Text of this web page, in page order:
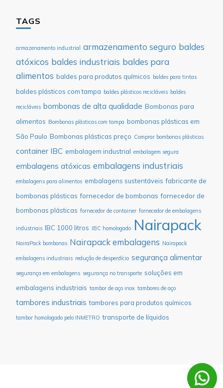
TAGS
armazenamento industrial armazenamento seguro baldes
atóxicos baldes industriais baldes para
alimentos baldes para produtos químicos baldes para tintas
baldes plásticos com tampa baldes plásticos recicláveis baldes
recicláveis bombonas de alta qualidade Bombonas para
alimentos Bombonas plásticas com tampa bombonas plásticas em
São Paulo Bombonas plásticas preço Comprar bombonas plásticas
container IBC embalagem industrial embalagem segura
embalagens atóxicas embalagens industriais
embalagens para alimentos embalagens sustentáveis fabricante de
bombonas plásticas fornecedor de bombonas fornecedor de
bombonas plásticas fornecedor de container fornecedor de embalagens
industriais IBC 1000 litros IBC homologado Nairapack
NairaPack bombonas Nairapack embalagens Nairapack
embalagens industriais redução de desperdício segurança alimentar
segurança em embalagens segurança no transporte soluções em
embalagens industriais tambor de aço inox tambores de aço
tambores industriais tambores para produtos químicos
tambor homologado pelo INMETRO transporte de líquidos